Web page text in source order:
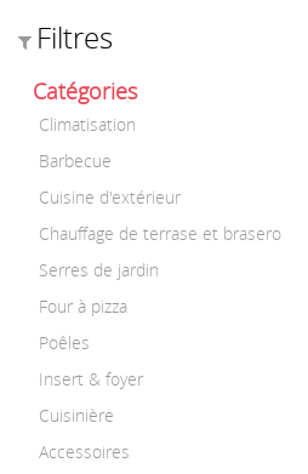
Filtres
Catégories
Climatisation
Barbecue
Cuisine d'extérieur
Chauffage de terrase et brasero
Serres de jardin
Four à pizza
Poêles
Insert & foyer
Cuisinière
Accessoires